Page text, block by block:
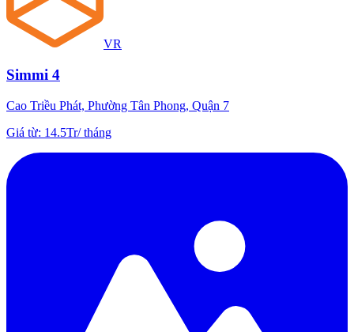
VR
Simmi 4
Cao Triều Phát, Phường Tân Phong, Quận 7
Giá từ: 14.5Tr/tháng